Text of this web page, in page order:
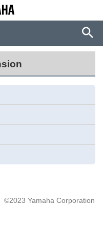
©2023 Yamaha Corporation